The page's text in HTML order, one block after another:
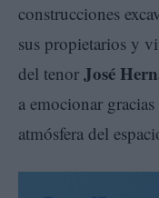
construcciones
sus propietarios y
del tenor José
a emocionar
atmósfera del